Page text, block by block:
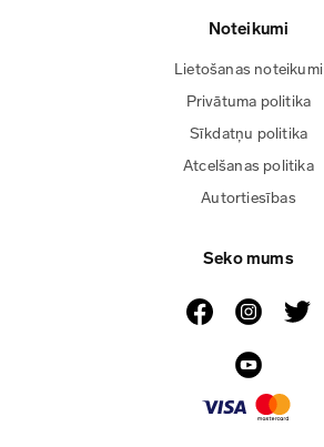
Noteikumi
Lietošanas noteikumi
Privātuma politika
Sīkdatņu politika
Atcelšanas politika
Autortiesības
Seko mums